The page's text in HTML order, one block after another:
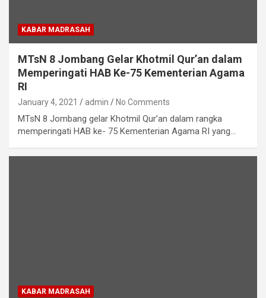
KABAR MADRASAH
MTsN 8 Jombang Gelar Khotmil Qur’an dalam
Memperingati HAB Ke-75 Kementerian Agama
RI
January 4, 2021 admin No Comments
MTsN 8 Jombang gelar Khotmil Qur’an dalam rangka
memperingati HAB ke- 75 Kementerian Agama RI yang…
KABAR MADRASAH